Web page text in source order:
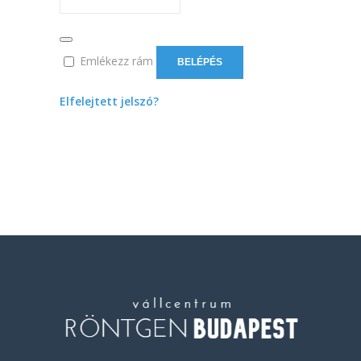
Emlékezz rám BELÉPÉS
Elfelejtett jelszó?